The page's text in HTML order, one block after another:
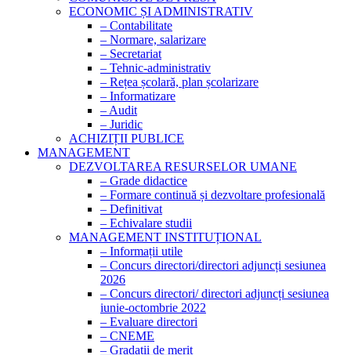
ECONOMIC ȘI ADMINISTRATIV
– Contabilitate
– Normare, salarizare
– Secretariat
– Tehnic-administrativ
– Rețea școlară, plan școlarizare
– Informatizare
– Audit
– Juridic
ACHIZIȚII PUBLICE
MANAGEMENT
DEZVOLTAREA RESURSELOR UMANE
– Grade didactice
– Formare continuă și dezvoltare profesională
– Definitivat
– Echivalare studii
MANAGEMENT INSTITUȚIONAL
– Informații utile
– Concurs directori/directori adjuncți sesiunea
2026
– Concurs directori/ directori adjuncți sesiunea
iunie-octombrie 2022
– Evaluare directori
– CNEME
– Gradații de merit